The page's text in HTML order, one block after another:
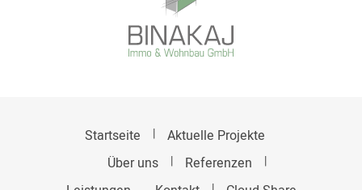
Startseite
Aktuelle Projekte
Über uns
Referenzen